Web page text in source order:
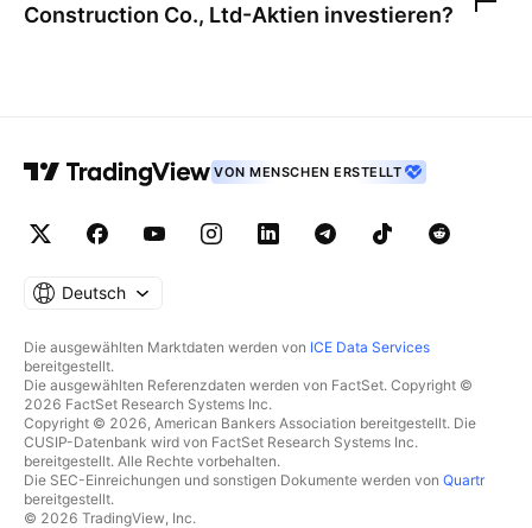
Construction Co., Ltd-Aktien investieren?
VON MENSCHEN ERSTELLT
Deutsch
Die ausgewählten Marktdaten werden von ICE Data Services
bereitgestellt.
Die ausgewählten Referenzdaten werden von FactSet. Copyright ©
2026 FactSet Research Systems Inc.
Copyright © 2026, American Bankers Association bereitgestellt. Die
CUSIP-Datenbank wird von FactSet Research Systems Inc.
bereitgestellt. Alle Rechte vorbehalten.
Die SEC-Einreichungen und sonstigen Dokumente werden von Quartr
bereitgestellt.
© 2026 TradingView, Inc.